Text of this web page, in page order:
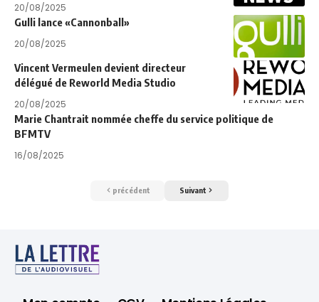
20/08/2025
Gulli lance «Cannonball»
20/08/2025
Vincent Vermeulen devient directeur
délégué de Reworld Media Studio
20/08/2025
Marie Chantrait nommée cheffe du service politique de
BFMTV
16/08/2025
précédent Suivant